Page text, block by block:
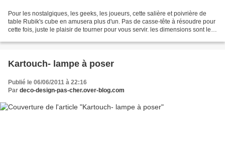
Pour les nostalgiques, les geeks, les joueurs, cette salière et poivrière de
table Rubik's cube en amusera plus d'un. Pas de casse-tête à résoudre pour
cette fois, juste le plaisir de tourner pour vous servir. les dimensions sont les
Kartouch- lampe à poser
Publié le 06/06/2011 à 22:16
Par deco-design-pas-cher.over-blog.com